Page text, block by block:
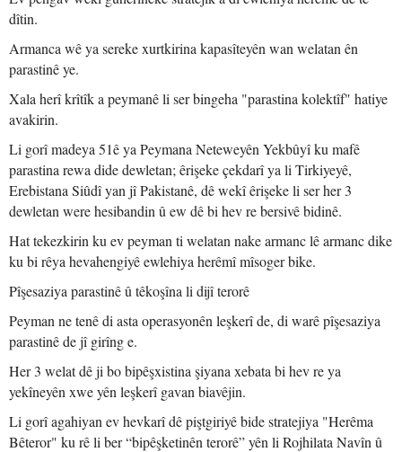
dîtin.
Armanca wê ya sereke xurtkirina kapasîteyên wan welatan ên
parastinê ye.
Xala herî krîtîk a peymanê li ser bingeha "parastina kolektîf" hatiye
avakirin.
Li gorî madeya 51ê ya Peymana Neteweyên Yekbûyî ku mafê
parastina rewa dide dewletan; êrişeke çekdarî ya li Tirkiyeyê,
Erebistana Siûdî yan jî Pakistanê, dê wekî êrişeke li ser her 3
dewletan were hesibandin û ew dê bi hev re bersivê bidinê.
Hat tekezkirin ku ev peyman ti welatan nake armanc lê armanc dike
ku bi rêya hevahengiyê ewlehiya herêmî mîsoger bike.
Pîşesaziya parastinê û têkoşîna li dijî terorê
Peyman ne tenê di asta operasyonên leşkerî de, di warê pîşesaziya
parastinê de jî girîng e.
Her 3 welat dê ji bo bipêşxistina şiyana xebata bi hev re ya
yekîneyên xwe yên leşkerî gavan biavêjin.
Li gorî agahiyan ev hevkarî dê piştgiriyê bide stratejiya "Herêma
Bêteror" ku rê li ber “bipêşketinên terorê” yên li Rojhilata Navîn û